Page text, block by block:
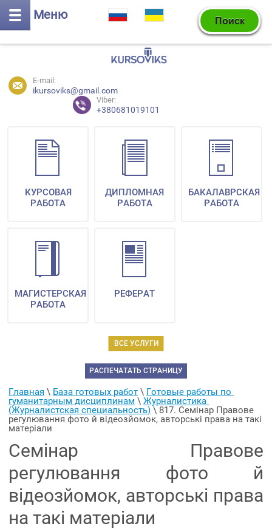
Меню
E-mail:
ikursoviks@gmail.com
Viber:
+380681019101
ВСЕ УСЛУГИ
КУРСОВАЯ
РАБОТА
ДИПЛОМНАЯ
РАБОТА
БАКАЛАВРСКАЯ
РАБОТА
МАГИСТЕРСКАЯ
РАБОТА
РЕФЕРАТ
РАСПЕЧАТАТЬ СТРАНИЦУ
Главная \ База готовых работ \ Готовые работы по
гуманитарным дисциплинам \ Журналистика
(Журналистская специальность) \ 817. Семінар Правове
регулювання фото й відеозйомок, авторські права на такі
матеріали
Семінар Правове
регулювання фото й
відеозйомок, авторські права
на такі матеріали